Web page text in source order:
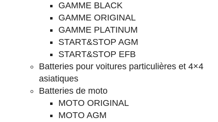
GAMME BLACK
GAMME ORIGINAL
GAMME PLATINUM
START&STOP AGM
START&STOP EFB
Batteries pour voitures particulières et 4×4
asiatiques
Batteries de moto
MOTO ORIGINAL
MOTO AGM